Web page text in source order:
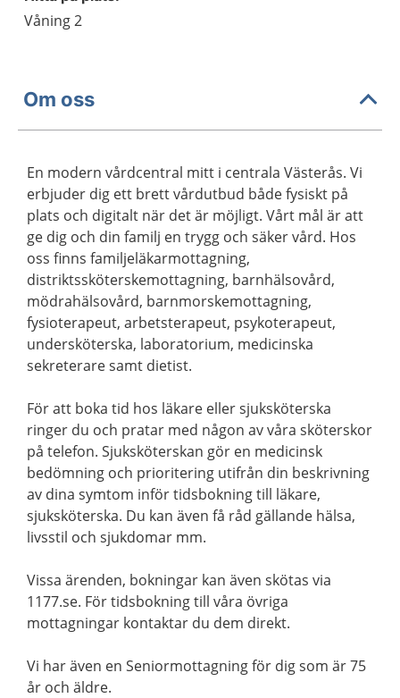
Våning 2
Om oss
En modern vårdcentral mitt i centrala Västerås. Vi
erbjuder dig ett brett vårdutbud både fysiskt på
plats och digitalt när det är möjligt. Vårt mål är att
ge dig och din familj en trygg och säker vård. Hos
oss finns familjeläkarmottagning,
distriktssköterskemottagning, barnhälsovård,
mödrahälsovård, barnmorskemottagning,
fysioterapeut, arbetsterapeut, psykoterapeut,
undersköterska, laboratorium, medicinska
sekreterare samt dietist.
För att boka tid hos läkare eller sjuksköterska
ringer du och pratar med någon av våra sköterskor
på telefon. Sjuksköterskan gör en medicinsk
bedömning och prioritering utifrån din beskrivning
av dina symtom inför tidsbokning till läkare,
sjuksköterska. Du kan även få råd gällande hälsa,
livsstil och sjukdomar mm.
Vissa ärenden, bokningar kan även skötas via
1177.se. För tidsbokning till våra övriga
mottagningar kontaktar du dem direkt.
Vi har även en Seniormottagning för dig som är 75
år och äldre.